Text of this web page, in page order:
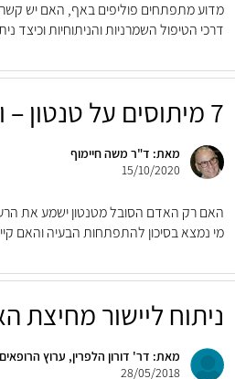
מדוע מתפתחים פוליפים באף, האם יש
דרכי הטיפול השמרניות והניתוחיות וכיצד
7 מיתוסים על טנטון – והאמת
מאת: ד"ר משה חיימוף
15/10/2020
האם רק האדם הסובל מטנטון ישמע את
מי נמצא בסיכון להתפתחות הבעיה והאם
ניתוח ליישור
מאת: דר' דורון הלפרין, ערוץ הרופאים
28/05/2018